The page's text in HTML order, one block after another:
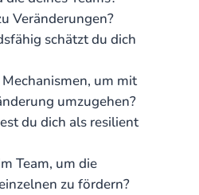
Veränderungen?
schätzt du dich
um mit
umzugehen?
du dich als resilient
Team, um die
zu fördern?